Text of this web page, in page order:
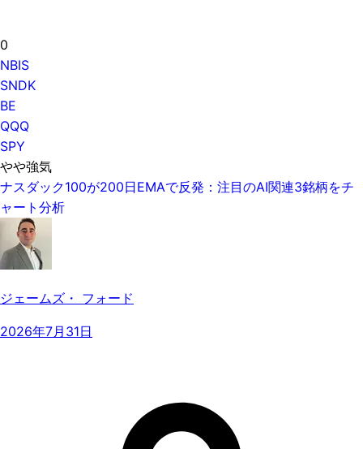
0
NBIS
SNDK
BE
QQQ
SPY
やや強気
ナスダック100が200日EMAで反発：注目のAI関連3銘柄をチ
ャート分析
ジェームズ・ フォード
2026年7月31日